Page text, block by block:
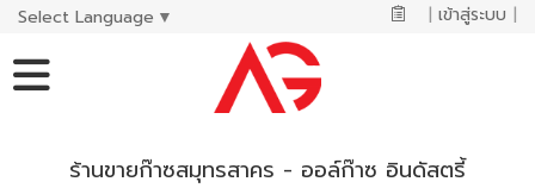
Select Language ▼ | เข้าสู่ระบบ |
ร้านขายก๊าซสมุทรสาคร - ออล์ก๊าซ อินดัสตรี้